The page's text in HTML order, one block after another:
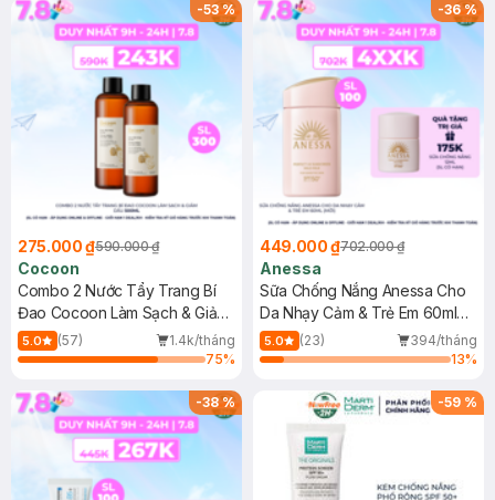
-53%
275.000 ₫590.000 ₫
Cocoon
Combo 2 Nước Tẩy Trang Bí
Đao Cocoon Làm Sạch & Giảm
Dầu 500ml
5.0 (57)
1.4k/tháng
75%
-36%
449.000 ₫702.000 ₫
Anessa
Sữa Chống Nắng Anessa Cho
Da Nhạy Cảm & Trẻ Em 60ml
(Mới)
5.0 (23)
394/tháng
13%
-38% -59 %